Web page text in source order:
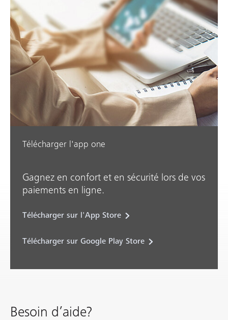
Télécharger l'app one
Gagnez en confort et en sécurité lors de vos
paiements en ligne.
Télécharger sur l'App Store
Télécharger sur Google Play Store
Besoin d’aide?